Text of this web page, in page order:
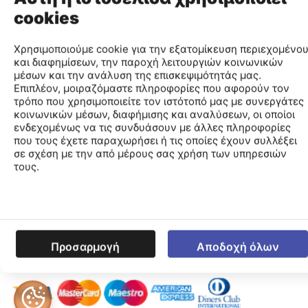
Η Δημιουργία ενός νέου Λογαριασμού είναi πολύ γρήγορη
Δημιουργήστε ένα Λογαριασμό
Ο Λογαριασμός μου
Εταιρεία
Εξυπηρέτηση Πελατών
© 2026 EA GREECE . Developed with &
in Athens by
Hostmein
cookies
Χρησιμοποιούμε cookie για την εξατομίκευση περιεχομένου
και διαφημίσεων, την παροχή λειτουργιών κοινωνικών
μέσων και την ανάλυση της επισκεψιμότητάς μας.
Επιπλέον, μοιραζόμαστε πληροφορίες που αφορούν τον
τρόπο που χρησιμοποιείτε τον ιστότοπό μας με συνεργάτες
κοινωνικών μέσων, διαφήμισης και αναλύσεων, οι οποίοι
ενδεχομένως να τις συνδυάσουν με άλλες πληροφορίες
που τους έχετε παραχωρήσει ή τις οποίες έχουν συλλέξει
σε σχέση με την από μέρους σας χρήση των υπηρεσιών
τους.
Προσαρμογή Αποδοχή όλων